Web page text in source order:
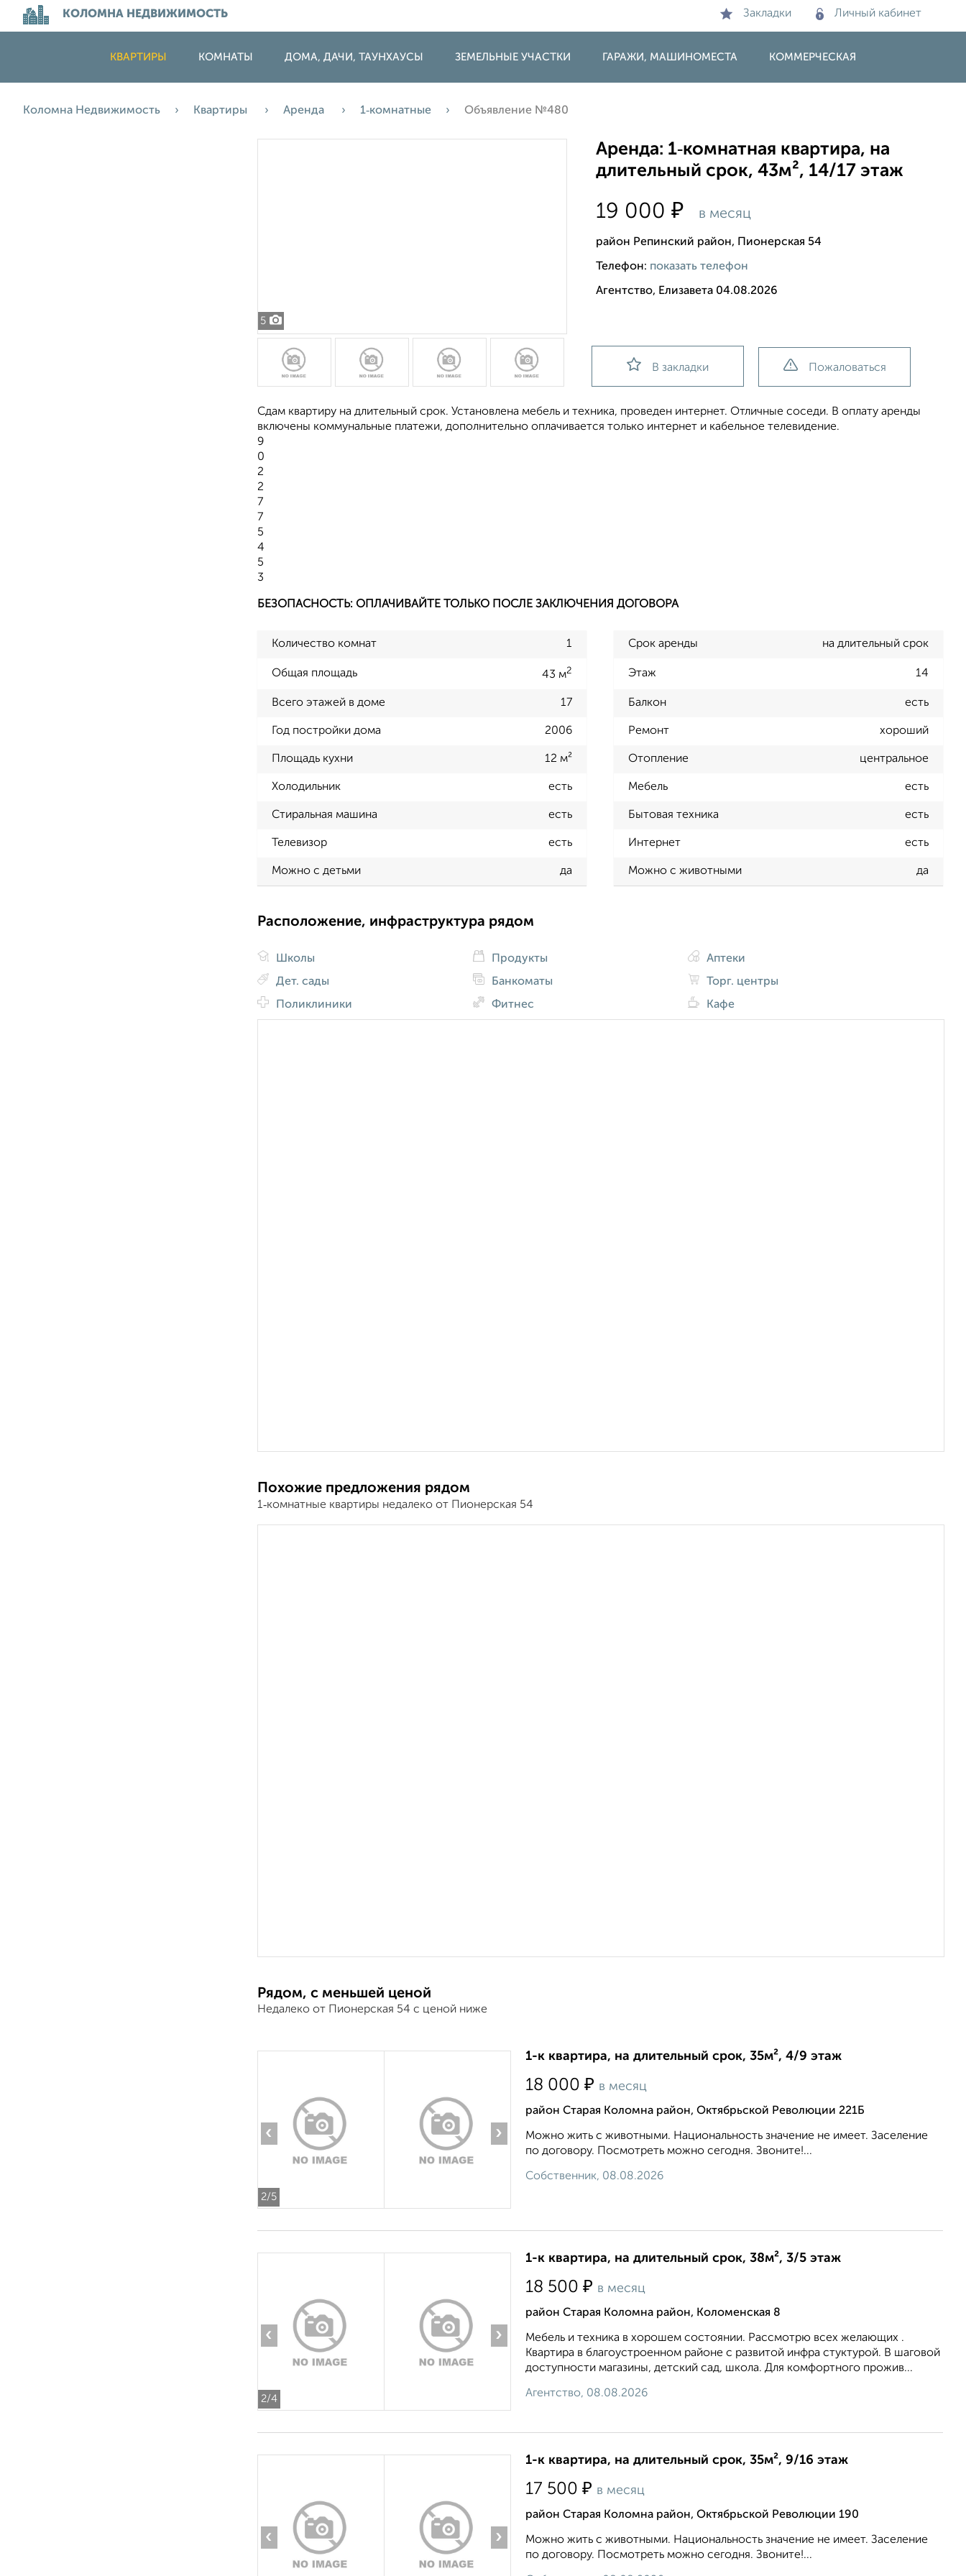
КОЛОМНА НЕДВИЖИМОСТЬ Закладки Личный кабинет
КВАРТИРЫ КОМНАТЫ ДОМА, ДАЧИ, ТАУНХАУСЫ ЗЕМЕЛЬНЫЕ УЧАСТКИ ГАРАЖИ, МАШИНОМЕСТА КОММЕРЧЕСКАЯ
Коломна Недвижимость Квартиры Аренда 1‑комнатные Объявление №480
5
Аренда: 1‑комнатная квартира, на
длительный срок, 43м², 14/17 этаж
19 000₽ в месяц
район Репинский район, Пионерская 54
Телефон: показать телефон
Агентство, Елизавета 04.08.2026
В закладки Пожаловаться
Сдам квартиру на длительный срок. Установлена мебель и техника, проведен интернет. Отличные соседи. В оплату аренды
включены коммунальные платежи, дополнительно оплачивается только интернет и кабельное телевидение.
9
0
2
2
7
7
5
4
5
3
БЕЗОПАСНОСТЬ: ОПЛАЧИВАЙТЕ ТОЛЬКО ПОСЛЕ ЗАКЛЮЧЕНИЯ ДОГОВОРА
Количество комнат 1 Срок аренды на длительный срок
Общая площадь 43 м2 Этаж 14
Всего этажей в доме 17 Балкон есть
Год постройки дома 2006 Ремонт хороший
Площадь кухни 12 м² Отопление центральное
Холодильник есть Мебель есть
Стиральная машина есть Бытовая техника есть
Телевизор есть Интернет есть
Можно с детьми да Можно с животными да
Расположение, инфраструктура рядом
Школы
Дет. сады
Поликлиники
Продукты
Банкоматы
Фитнес
Аптеки
Торг. центры
Кафе
Похожие предложения рядом
1‑комнатные квартиры недалеко от Пионерская 54
Рядом, с меньшей ценой
Недалеко от Пионерская 54 с ценой ниже
2/5
‹ ›
1-к квартира, на длительный срок, 35м², 4/9 этаж
18 000 ₽ в месяц
район Старая Коломна район, Октябрьской Революции 221Б
Можно жить с животными. Национальность значение не имеет. Заселение
по договору. Посмотреть можно сегодня. Звоните!...
Собственник, 08.08.2026
2/4
‹ ›
1-к квартира, на длительный срок, 38м², 3/5 этаж
18 500 ₽ в месяц
район Старая Коломна район, Коломенская 8
Мебель и техника в хорошем состоянии. Рассмотрю всех желающих .
Квартира в благоустроенном районе с развитой инфра стуктурой. В шаговой
доступности магазины, детский сад, школа. Для комфортного прожив...
Агентство, 08.08.2026
‹ ›
1-к квартира, на длительный срок, 35м², 9/16 этаж
17 500 ₽ в месяц
район Старая Коломна район, Октябрьской Революции 190
Можно жить с животными. Национальность значение не имеет. Заселение
по договору. Посмотреть можно сегодня. Звоните!...